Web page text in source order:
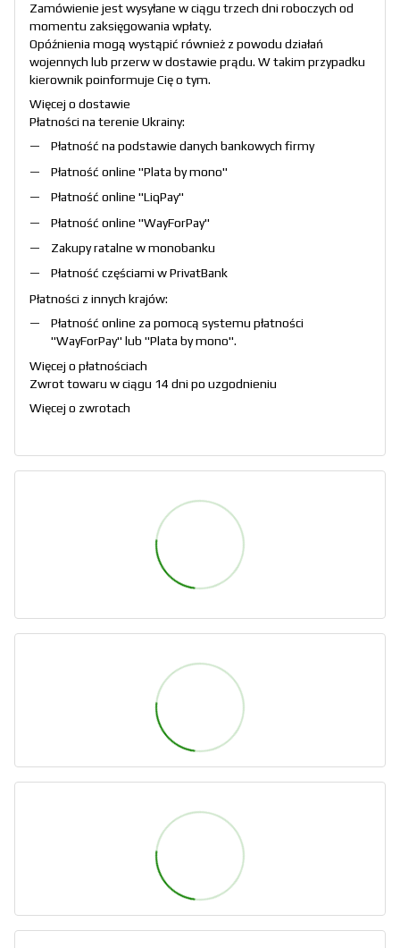
Zamówienie jest wysyłane w ciągu trzech dni roboczych od
momentu zaksięgowania wpłaty.
Opóźnienia mogą wystąpić również z powodu działań
wojennych lub przerw w dostawie prądu. W takim przypadku
kierownik poinformuje Cię o tym.
Więcej o dostawie
Płatności na terenie Ukrainy:
Płatność na podstawie danych bankowych firmy
Płatność online "Plata by mono"
Płatność online "LiqPay"
Płatność online "WayForPay"
Zakupy ratalne w monobanku
Płatność częściami w PrivatBank
Płatności z innych krajów:
Płatność online za pomocą systemu płatności
"WayForPay" lub "Plata by mono".
Więcej o płatnościach
Zwrot towaru w ciągu 14 dni po uzgodnieniu
Więcej o zwrotach